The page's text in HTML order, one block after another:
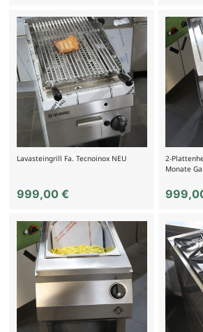
Lavasteingrill Fa. Tecnoinox NEU
999,00 €
2-
Monate